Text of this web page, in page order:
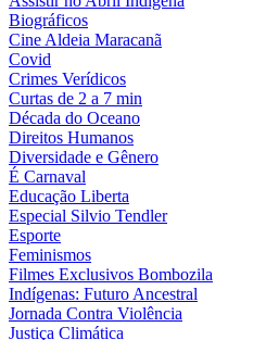
Biográficos
Cine Aldeia Maracanã
Covid
Crimes Verídicos
Curtas de 2 a 7 min
Década do Oceano
Direitos Humanos
Diversidade e Gênero
É Carnaval
Educação Liberta
Especial Silvio Tendler
Esporte
Feminismos
Filmes Exclusivos Bombozila
Indígenas: Futuro Ancestral
Jornada Contra Violência
Justiça Climática